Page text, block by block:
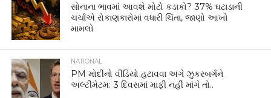
સોનાના ભાવમાં આવશે મોટો કડાકો? 37% ઘટાડાની
ચર્ચાએ રોકાણકારોમાં વધારી ચિંતા, જાણો આખો
મામલો
NATIONAL
PM મોદીનો વીડિયો હટાવવા અંગે ઝુકરબર્ગને
અલ્ટીમેટમ: 3 દિવસમાં માફી નહીં માંગે તો..